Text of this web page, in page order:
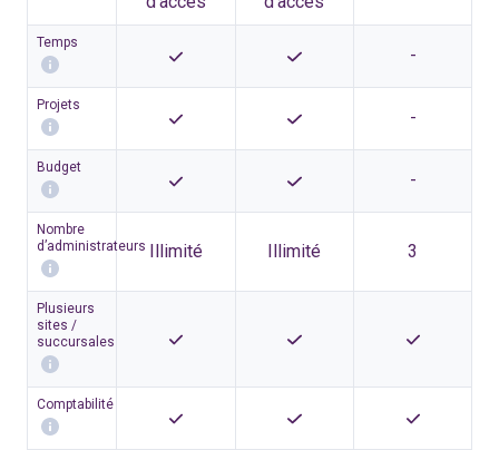
Temps
-
Projets
-
Budget
-
Nombre
d’administrateursIllimité Illimité 3
Plusieurs
sites /
succursales
Comptabilité